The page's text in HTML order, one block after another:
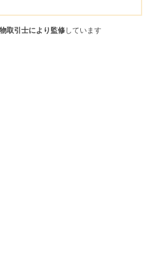
取引士により監修しています